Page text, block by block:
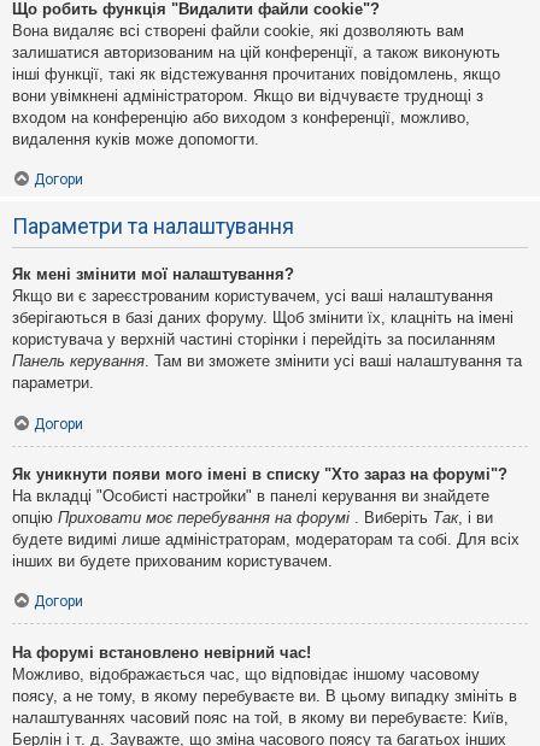
Що робить функція "Видалити файли cookie"?
Вона видаляє всі створені файли cookie, які дозволяють вам
залишатися авторизованим на цій конференції, а також виконують
інші функції, такі як відстежування прочитаних повідомлень, якщо
вони увімкнені адміністратором. Якщо ви відчуваєте труднощі з
входом на конференцію або виходом з конференції, можливо,
видалення куків може допомогти.
Догори
Параметри та налаштування
Як мені змінити мої налаштування?
Якщо ви є зареєстрованим користувачем, усі ваші налаштування
зберігаються в базі даних форуму. Щоб змінити їх, клацніть на імені
користувача у верхній частині сторінки і перейдіть за посиланням
Панель керування . Там ви зможете змінити усі ваші налаштування та
параметри.
Догори
Як уникнути появи мого імені в списку "Хто зараз на форумі"?
На вкладці "Особисті настройки" в панелі керування ви знайдете
опцію Приховати моє перебування на форумі . Виберіть Так, і ви
будете видимі лише адміністраторам, модераторам та собі. Для всіх
інших ви будете прихованим користувачем.
Догори
На форумі встановлено невірний час!
Можливо, відображається час, що відповідає іншому часовому
поясу, а не тому, в якому перебуваєте ви. В цьому випадку змініть в
налаштуваннях часовий пояс на той, в якому ви перебуваєте: Київ,
Берлін і т. д. Зауважте, що зміна часового поясу та багатьох інших